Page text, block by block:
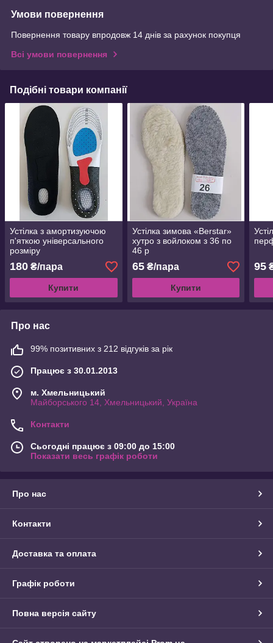
Умови повернення
Повернення товару впродовж 14 днів за рахунок покупця
Всі умови повернення
Подібні товари компанії
Устілка з амортизуючою
п'яткою універсального
розміру
180 ₴/пара
Купити
Устілка зимова «Berstar»
хутро з войлоком з 36 по
46 р
65₴/пара
Купити
95
Про нас
99% позитивних з 212 відгуків за рік
Працює з 30.01.2013
м. Хмельницький
Майборського 14, Хмельницький, Україна
Контакти
Сьогодні працює з 09:00 до 15:00
Показати весь графік роботи
Про нас
Контакти
Доставка та оплата
Графік роботи
Повна версія сайту